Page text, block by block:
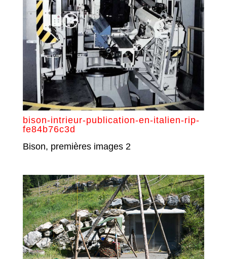
bison-intrieur-publication-en-italien-rip-
fe84b76c3d
Bison, premières images 2